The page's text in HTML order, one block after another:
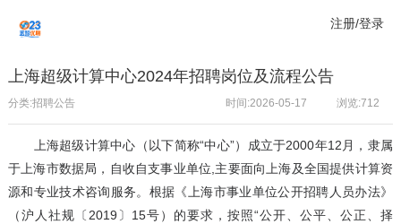
注册/登录
上海超级计算中心2024年招聘岗位及流程公告
分类:招聘公告 浏览:712
时间:2026-05-17
上海超级计算中心（以下简称“中心”）成立于2000年12月，隶属
于上海市数据局，自收自支事业单位,主要面向上海及全国提供计算资
源和专业技术咨询服务。根据《上海市事业单位公开招聘人员办法》
（沪人社规〔2019〕15号）的要求，按照“公开、公平、公正、择